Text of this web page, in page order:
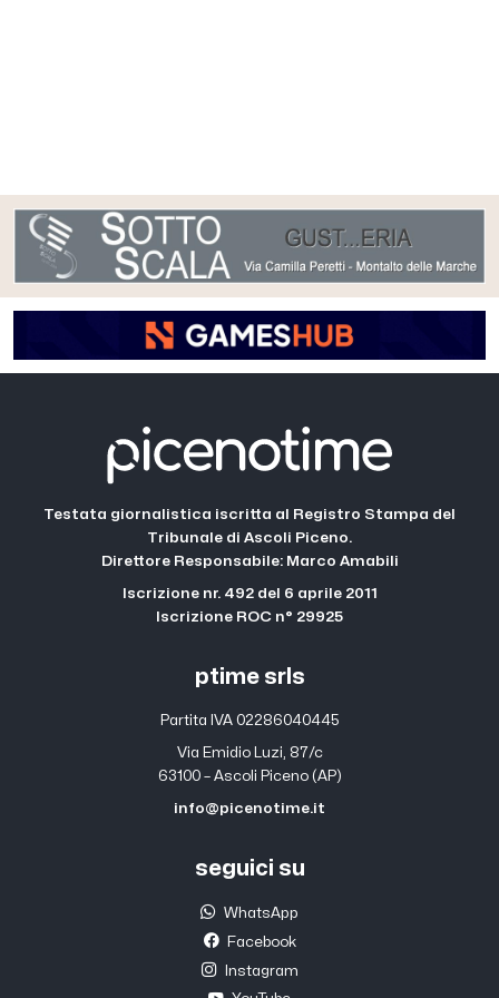
Testata giornalistica iscritta al Registro Stampa del
Tribunale di Ascoli Piceno.
Direttore Responsabile: Marco Amabili
Iscrizione nr. 492 del 6 aprile 2011
Iscrizione ROC n° 29925
ptime srls
Partita IVA 02286040445
Via Emidio Luzi, 87/c
63100 – Ascoli Piceno (AP)
info@picenotime.it
seguici su
WhatsApp
Facebook
Instagram